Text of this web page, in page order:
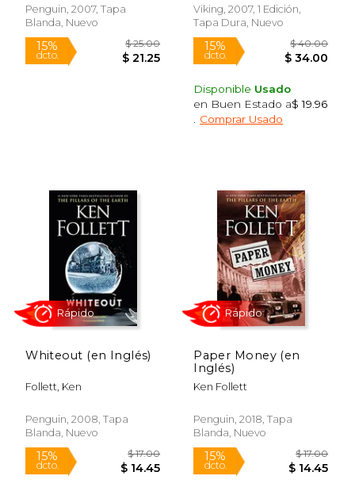
15%
dcto.
15%
dcto.
dcto.
Rápido
dcto.
Rápido
Penguin, 2007, Tapa
Blanda, Nuevo
Viking, 2007, 1 Edición,
Tapa Dura, Nuevo
Disponible Usado
en Buen Estado a$ 19.96
Comprar Usado
Whiteout (en Inglés)
Follett, Ken
Penguin, 2008, Tapa
Blanda, Nuevo
Paper Money (en
Inglés)
Ken Follett
Penguin, 2018, Tapa
Blanda, Nuevo